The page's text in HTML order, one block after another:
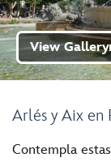
Arlés y Aix en
View Gallery
Contempla